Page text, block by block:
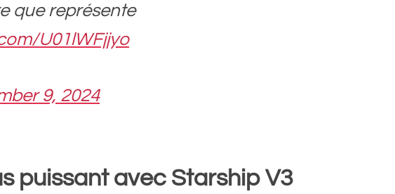
que représente
U01lWFjjyo
9, 2024
puissant avec Starship V3